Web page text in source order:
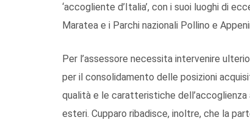
‘accogliente d’Italia’, con i suoi luoghi di
Maratea e i Parchi nazionali Pollino e
Per l’assessore necessita intervenire
per il consolidamento delle posizioni
qualità e le caratteristiche
esteri. Cupparo ribadisce, inoltre, che la